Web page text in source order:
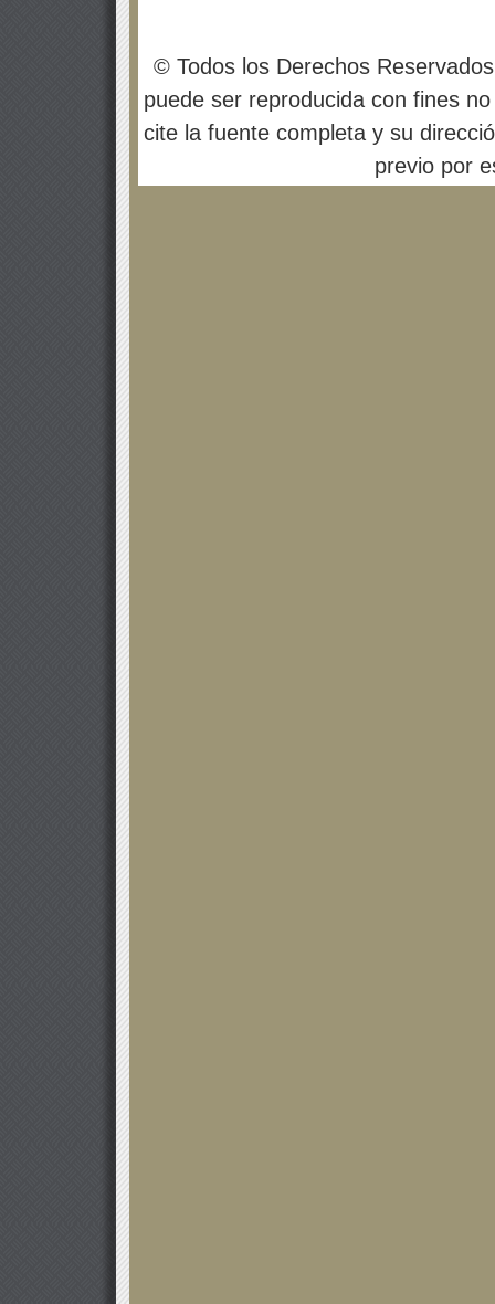
© Todos los Derechos
puede ser reproducida con fines
cite la fuente completa y su
previo por